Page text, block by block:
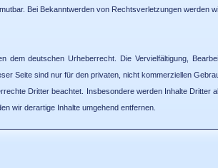
Bei Bekanntwerden von Rechtsverletzungen werden
dem deutschen Urheberrecht. Die Vervielfältigung,
Seite sind nur für den privaten, nicht kommerziellen
Dritter beachtet. Insbesondere werden Inhalte
wir derartige Inhalte umgehend entfernen.